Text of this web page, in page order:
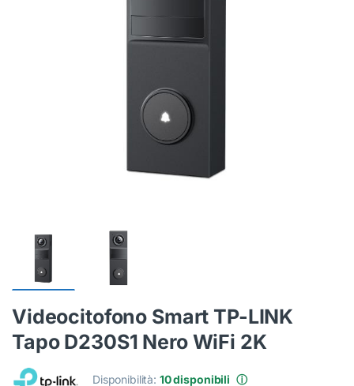
Videocitofono Smart TP-LINK
Tapo D230S1 Nero WiFi 2K
Disponibilità: 10 disponibili ⓘ